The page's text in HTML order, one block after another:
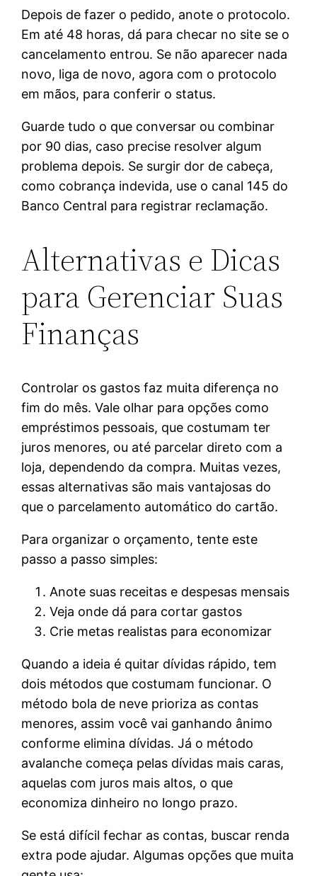
Depois de fazer o pedido, anote o protocolo.
Em até 48 horas, dá para checar no site se o
cancelamento entrou. Se não aparecer nada
novo, liga de novo, agora com o protocolo
em mãos, para conferir o status.
Guarde tudo o que conversar ou combinar
por 90 dias, caso precise resolver algum
problema depois. Se surgir dor de cabeça,
como cobrança indevida, use o canal 145 do
Banco Central para registrar reclamação.
Alternativas e Dicas
para Gerenciar Suas
Finanças
Controlar os gastos faz muita diferença no
fim do mês. Vale olhar para opções como
empréstimos pessoais, que costumam ter
juros menores, ou até parcelar direto com a
loja, dependendo da compra. Muitas vezes,
essas alternativas são mais vantajosas do
que o parcelamento automático do cartão.
Para organizar o orçamento, tente este
passo a passo simples:
Anote suas receitas e despesas mensais
Veja onde dá para cortar gastos
Crie metas realistas para economizar
Quando a ideia é quitar dívidas rápido, tem
dois métodos que costumam funcionar. O
método bola de neve prioriza as contas
menores, assim você vai ganhando ânimo
conforme elimina dívidas. Já o método
avalanche começa pelas dívidas mais caras,
aquelas com juros mais altos, o que
economiza dinheiro no longo prazo.
Se está difícil fechar as contas, buscar renda
extra pode ajudar. Algumas opções que muita